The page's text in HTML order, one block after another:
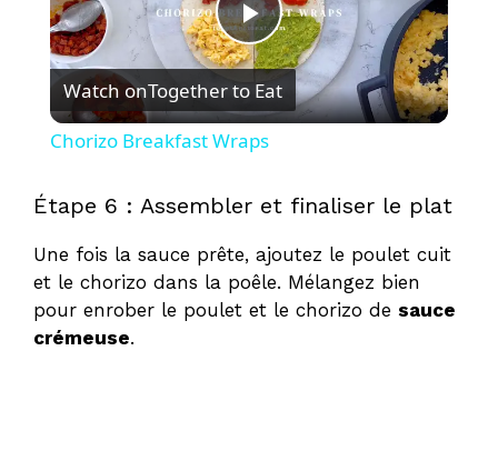
P
l
y
V
Watch onTogether to Eat
Chorizo Breakfast Wraps
Étape 6 : Assembler et finaliser le plat
Une fois la sauce prête, ajoutez le poulet cuit
et le chorizo dans la poêle. Mélangez bien
pour enrober le poulet et le chorizo de sauce
crémeuse.